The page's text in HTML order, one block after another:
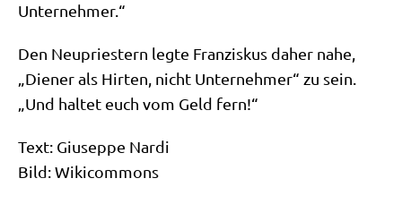
Unternehmer.“
Den Neu­prie­stern leg­te Fran­zis­kus daher nahe,
„Die­ner als Hir­ten, nicht Unter­neh­mer“ zu sein.
„Und hal­tet euch vom Geld fern!“
Text: Giu­sep­pe Nar­di
Bild: Wiki­com­mons